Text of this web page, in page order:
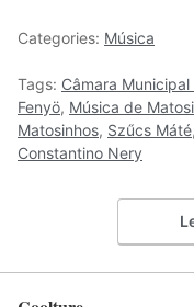
Categories: Música
Tags: Câmara
Fenyö, Música de
Matosinhos, Szűcs Máté,
Constantino Nery